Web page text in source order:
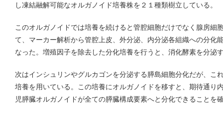
し凍結融解可能なオルガノイド培養株を２１種類樹立している。
このオルガノイドでは培養を続けると管腔細胞だけでなく腺房細
て、マーカー解析から管腔上皮、外分泌、内分泌各組織への分化
なった。増殖因子を除去した分化培養を行うと、消化酵素を分泌
次はインシュリンやグルカゴンを分泌する膵島細胞分化だが、こ
培養を用いている。この培養にオルガノイドを移すと、期待通り
児膵臓オルガノイドが全ての膵臓構成要素へと分化できることを